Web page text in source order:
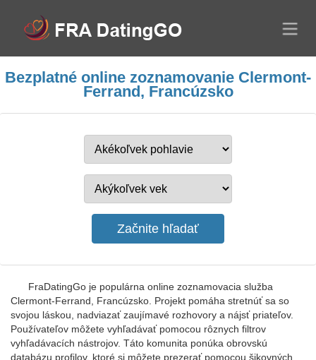
Bezplatné online zoznamovanie Clermont-
Ferrand, Francúzsko
FraDatingGo je populárna online zoznamovacia služba
Clermont-Ferrand, Francúzsko. Projekt pomáha stretnúť sa so
svojou láskou, nadviazať zaujímavé rozhovory a nájsť priateľov.
Používateľov môžete vyhľadávať pomocou rôznych filtrov
vyhľadávacích nástrojov. Táto komunita ponúka obrovskú
databázu profilov, ktoré si môžete prezerať pomocou šikovných